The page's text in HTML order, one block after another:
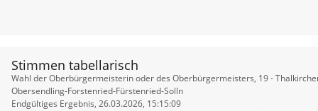
Stimmen tabellarisch
Stimmen
tabellarisch
Wahl der Oberbürgermeisterin oder des Oberbürgermeisters, 19 -
Obersendling-Forstenried-Fürstenried-Solln
Endgültiges Ergebnis, 26.03.2026, 15:15:09